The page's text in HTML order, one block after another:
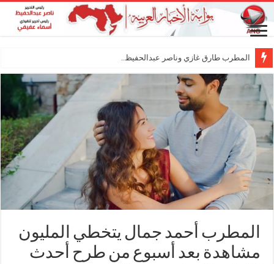
المطرب طارق غازي وناصر عبدالحفيظ.. شراكة فنية
المطرب أحمد جمال يتخطي المليون
مشاهدة بعد أسبوع من طرح أحدث